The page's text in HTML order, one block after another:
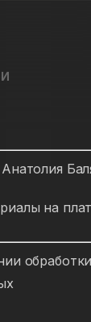
на
обработки